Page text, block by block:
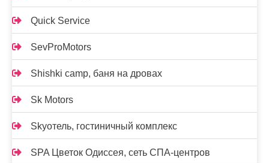
Quick Service
SevProMotors
Shishki camp, баня на дровах
Sk Motors
Skyотель, гостиничный комплекс
SPA Цветок Одиссея, сеть СПА-центров